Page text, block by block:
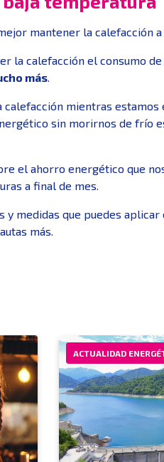
mantener la
la calefacción el consumo
más.
mientras estamos
sin morirnos de frío
el ahorro energético que
a final de mes.
y medidas que puedes
más.
ACTUALIDAD